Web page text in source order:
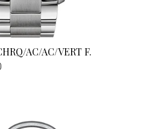
AC/AC/VERT F.